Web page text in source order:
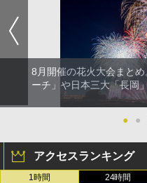
￥15,990
8月開催の花火大会まと
ーチ」や日本三大「長岡
● ●
アクセスランキング
1時間 24時間